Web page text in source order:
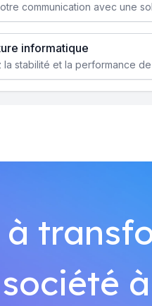
informatique
à
société